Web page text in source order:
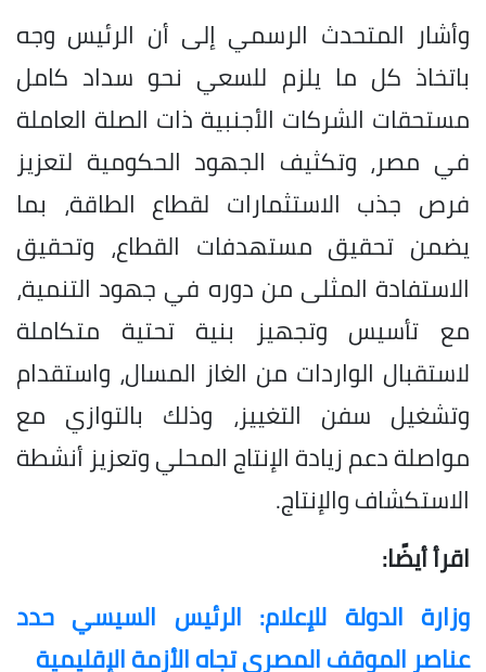
وأشار المتحدث الرسمي إلى أن الرئيس وجه
باتخاذ كل ما يلزم للسعي نحو سداد كامل
مستحقات الشركات الأجنبية ذات الصلة العاملة
في مصر، وتكثيف الجهود الحكومية لتعزيز
فرص جذب الاستثمارات لقطاع الطاقة، بما
يضمن تحقيق مستهدفات القطاع، وتحقيق
الاستفادة المثلى من دوره في جهود التنمية،
مع تأسيس وتجهيز بنية تحتية متكاملة
لاستقبال الواردات من الغاز المسال، واستقدام
وتشغيل سفن التغييز، وذلك بالتوازي مع
مواصلة دعم زيادة الإنتاج المحلي وتعزيز أنشطة
الاستكشاف والإنتاج.
اقرأ أيضًا:
وزارة الدولة للإعلام: الرئيس السيسي حدد
عناصر الموقف المصري تجاه الأزمة الإقليمية